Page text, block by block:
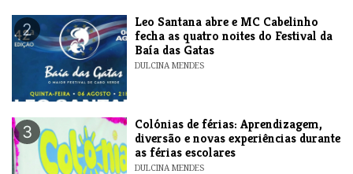
2
​Leo Santana abre e MC Cabelinho
fecha as quatro noites do Festival da
Baía das Gatas
DULCINA MENDES
3
Colónias de férias: Aprendizagem,
diversão e novas experiências durante
as férias escolares
DULCINA MENDES